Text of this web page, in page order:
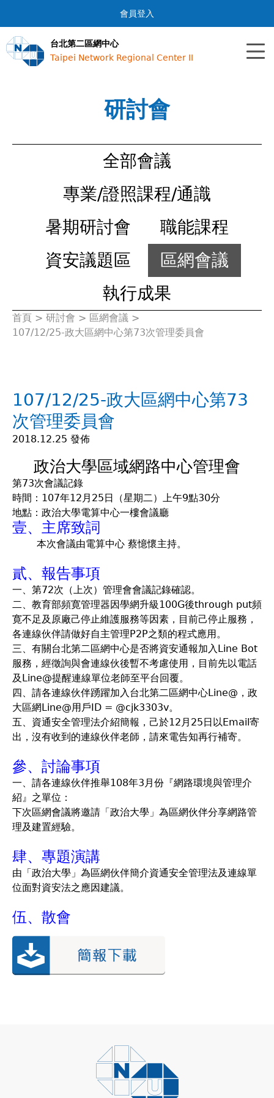
Jump to navigation
會員登入
台北第二區網中心
Taipei Network Regional Center II
研討會
全部會議
專業/證照課程/通識
暑期研討會
職能課程
資安議題區
區網會議
執行成果
您
裡
首頁 > 研討會 > 區網會議 >
107/12/25-政大區網中心第73次管理委員會
107/12/25-政大區網中心第73
次管理委員會
2018.12.25 發佈
政治大學區域網路中心管理會
第73次會議記錄
時間：107年12月25日（星期二）上午9點30分
地點：政治大學電算中心一樓會議廳
壹、主席致詞
本次會議由電算中心 蔡憶懷主持。
貳、報告事項
一、第72次（上次）管理會會議記錄確認。
二、教育部頻寛管理器因學網升級100G後through put頻
寛不足及原廠己停止維護服務等因素，目前己停止服務，
各連線伙伴請做好自主管理P2P之類的程式應用。
三、有關台北第二區網中心是否將資安通報加入Line Bot
服務，經徵詢與會連線伙後暫不考慮使用，目前先以電話
及Line@提醒連線單位老師至平台回覆。
四、請各連線伙伴踴躍加入台北第二區網中心Line@，政
大區網Line@用戶ID = @cjk3303v。
五、資通安全管理法介紹簡報，己於12月25日以Email寄
出，沒有收到的連線伙伴老師，請來電告知再行補寄。
參、討論事項
一、請各連線伙伴推舉108年3月份『網路環境與管理介
紹』之單位：
下次區網會議將邀請「政治大學」為區網伙伴分享網路管
理及建置經驗。
肆、專題演講
由「政治大學」為區網伙伴簡介資通安全管理法及連線單
位面對資安法之應因建議。
伍、散會